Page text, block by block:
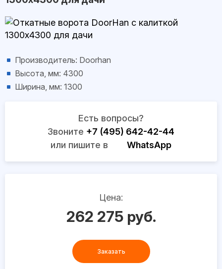
Производитель: Doorhan
Высота, мм: 4300
Ширина, мм: 1300
Есть вопросы?
Звоните +7 (495) 642-42-44
или пишите в
WhatsApp
Цена:
262 275 руб.
Заказать